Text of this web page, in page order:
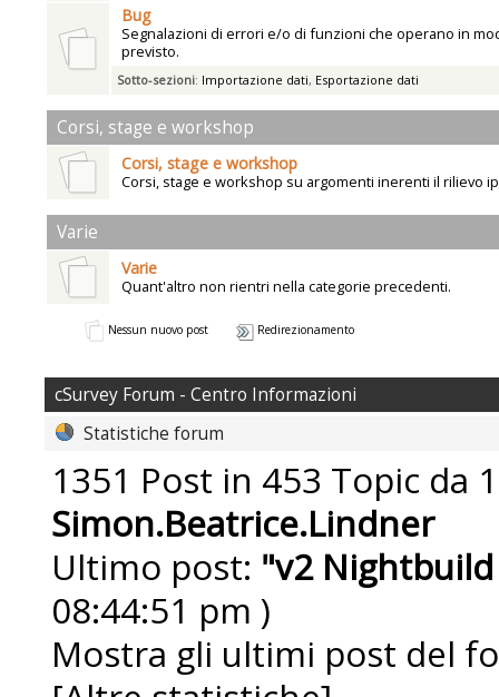
Bug
Segnalazioni di errori e/o di funzioni che operano in
previsto.
Sotto-sezioni: Importazione dati, Esportazione dati
Corsi, stage e workshop
Corsi, stage e workshop
Corsi, stage e workshop su argomenti inerenti il rilievo
Varie
Varie
Quant'altro non rientri nella categorie precedenti.
Nessun nuovo post Redirezionamento
cSurvey Forum - Centro Informazioni
Statistiche forum
1351 Post in 453 Topic
Simon.Beatrice.Lindner
Ultimo post: "v2
08:44:51 pm )
Mostra gli ultimi post del